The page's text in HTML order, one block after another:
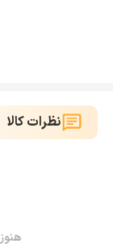
نظرات کالا